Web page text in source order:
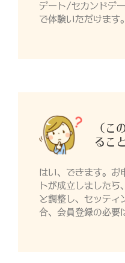
デート/セカンドデ
で体験いただけます。
（こ
るこ
はい、できます。お
トが成立しましたら
と調整し、セッティ
合、会員登録の必要